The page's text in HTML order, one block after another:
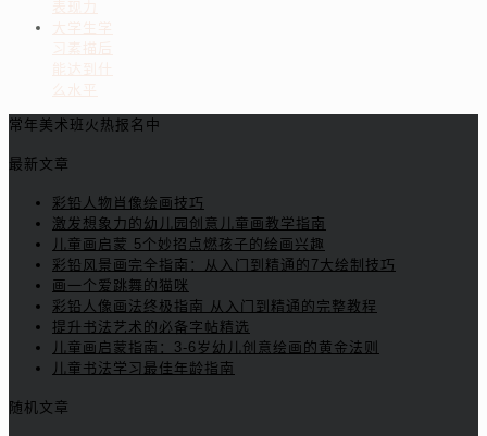
表现力
大学生学
习素描后
能达到什
么水平
常年美术班火热报名中
最新文章
彩铅人物肖像绘画技巧
激发想象力的幼儿园创意儿童画教学指南
儿童画启蒙 5个妙招点燃孩子的绘画兴趣
彩铅风景画完全指南：从入门到精通的7大绘制技巧
画一个爱跳舞的猫咪
彩铅人像画法终极指南 从入门到精通的完整教程
提升书法艺术的必备字帖精选
儿童画启蒙指南：3-6岁幼儿创意绘画的黄金法则
儿童书法学习最佳年龄指南
随机文章